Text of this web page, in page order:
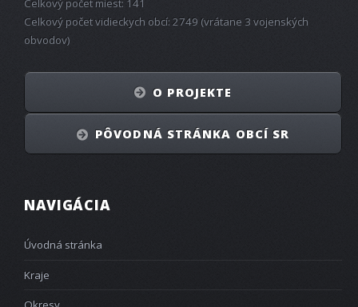
NAVIGÁCIA
Úvodná stránka
Kraje
Celkový počet miest: 141
Celkový počet vidieckych obcí: 2749 (vrátane 3 vojenských
obvodov)
O PROJEKTE
PÔVODNÁ STRÁNKA OBCÍ SR